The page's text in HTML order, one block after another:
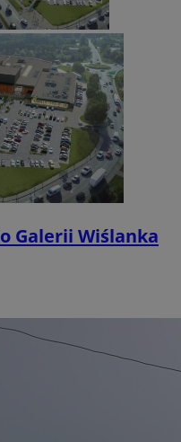
Galerii Wiślanka